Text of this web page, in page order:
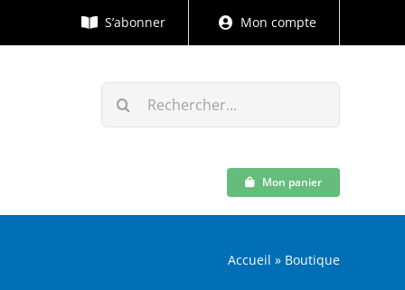
S’abonner Mon compte
Rechercher:
Mon panier
Accueil » Boutique